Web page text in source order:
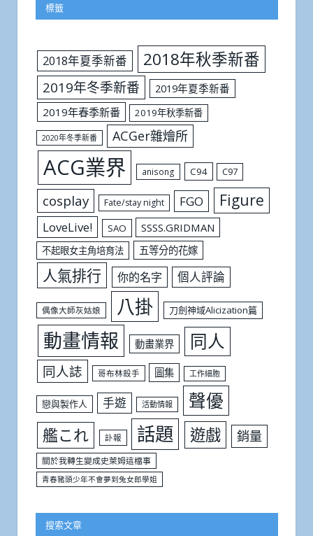
標籤
2018年夏季新番 2018年秋季新番
2019年冬季新番
2019年夏季新番
2019年春季新番
2019年秋季新番
2020年冬季新番 ACGer雜燴所
ACG業界 anisong C94 C97
cosplay Fate/stay night FGO Figure
LoveLive! SAO SSSS.GRIDMAN
不起眼女主角培育法 五等分的花嫁
人氣排行 你的名字 個人評論
偶像大師灰姑娘 八掛 刀劍神域Alicization篇
動畫情報 動畫業界 同人
同人誌 哥布林殺手 圖集 工作細胞
戀與製作人 手遊 活動情報 聲優
艦これ 訃報 話題 遊戲 銷量
關於我轉生變成史萊姆這檔事
青春豬頭少年不會夢到兔女郎學姐
搜索文章